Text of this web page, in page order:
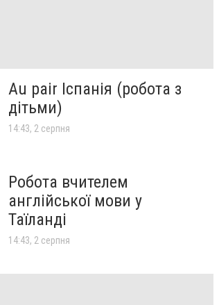
Au pair Іспанія (робота з
дітьми)
14:43, 2 серпня
Робота вчителем
англійської мови у
Таїланді
14:43, 2 серпня